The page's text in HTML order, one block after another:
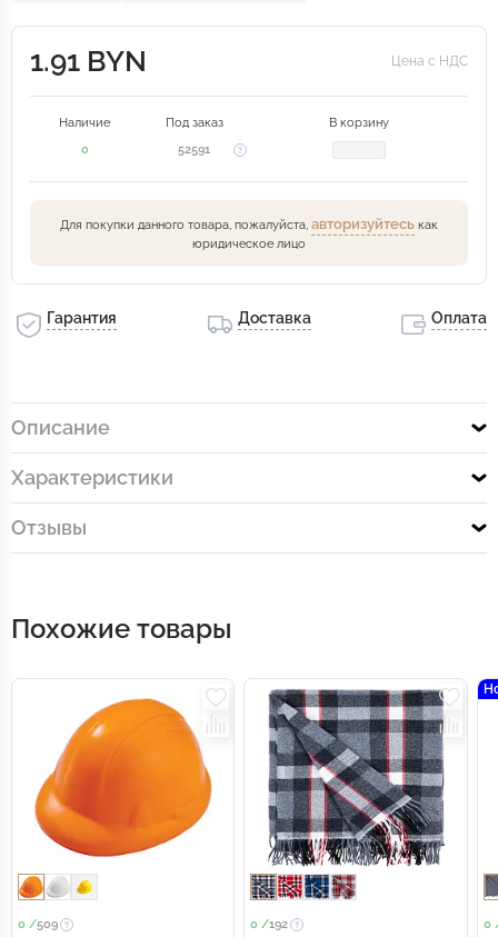
1.91 BYN Цена с НДС
Наличие Под заказ
В корзину
0
52591
Для покупки данного товара, пожалуйста, авторизуйтесь как
юридическое лицо
Гарантия Доставка Оплата
Описание
Характеристики
Отзывы
Похожие товары
0 /509 0 /192 0